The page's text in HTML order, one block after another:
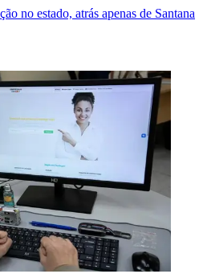
no estado, atrás apenas de Santana